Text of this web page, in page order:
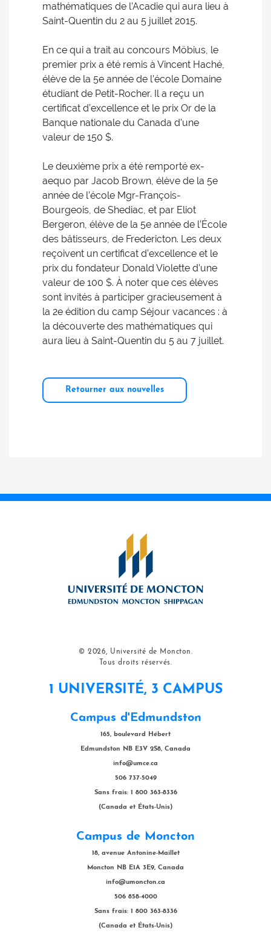
mathématiques de l’Acadie qui aura lieu à
Saint-Quentin du 2 au 5 juillet 2015.
En ce qui a trait au concours Möbius, le
premier prix a été remis à Vincent Haché,
élève de la 5e année de l’école Domaine
étudiant de Petit-Rocher. Il a reçu un
certificat d’excellence et le prix Or de la
Banque nationale du Canada d’une
valeur de 150 $.
Le deuxième prix a été remporté ex-
aequo par Jacob Brown, élève de la 5e
année de l’école Mgr-François-
Bourgeois, de Shediac, et par Eliot
Bergeron, élève de la 5e année de l’École
des bâtisseurs, de Fredericton. Les deux
reçoivent un certificat d’excellence et le
prix du fondateur Donald Violette d’une
valeur de 100 $. À noter que ces élèves
sont invités à participer gracieusement à
la 2e édition du camp Séjour vacances : à
la découverte des mathématiques qui
aura lieu à Saint-Quentin du 5 au 7 juillet.
Retourner aux nouvelles
© 2026, Université de Moncton.
Tous droits réservés.
1 UNIVERSITÉ, 3 CAMPUS
Campus d'Edmundston
165, boulevard Hébert
Edmundston NB E3V 2S8, Canada
info@umce.ca
506 737-5049
Sans frais: 1 800 363-8336
(Canada et États-Unis)
Campus de Moncton
18, avenue Antonine-Maillet
Moncton NB E1A 3E9, Canada
info@umoncton.ca
506 858-4000
Sans frais: 1 800 363-8336
(Canada et États-Unis)